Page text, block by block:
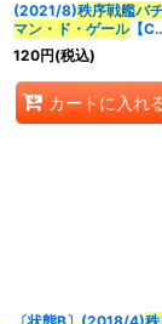
(2021/8)秩序戦艦バ
マン・ド・ゲール【C
{SD61-RV001}《白》
120円(税込)
カートに入れ